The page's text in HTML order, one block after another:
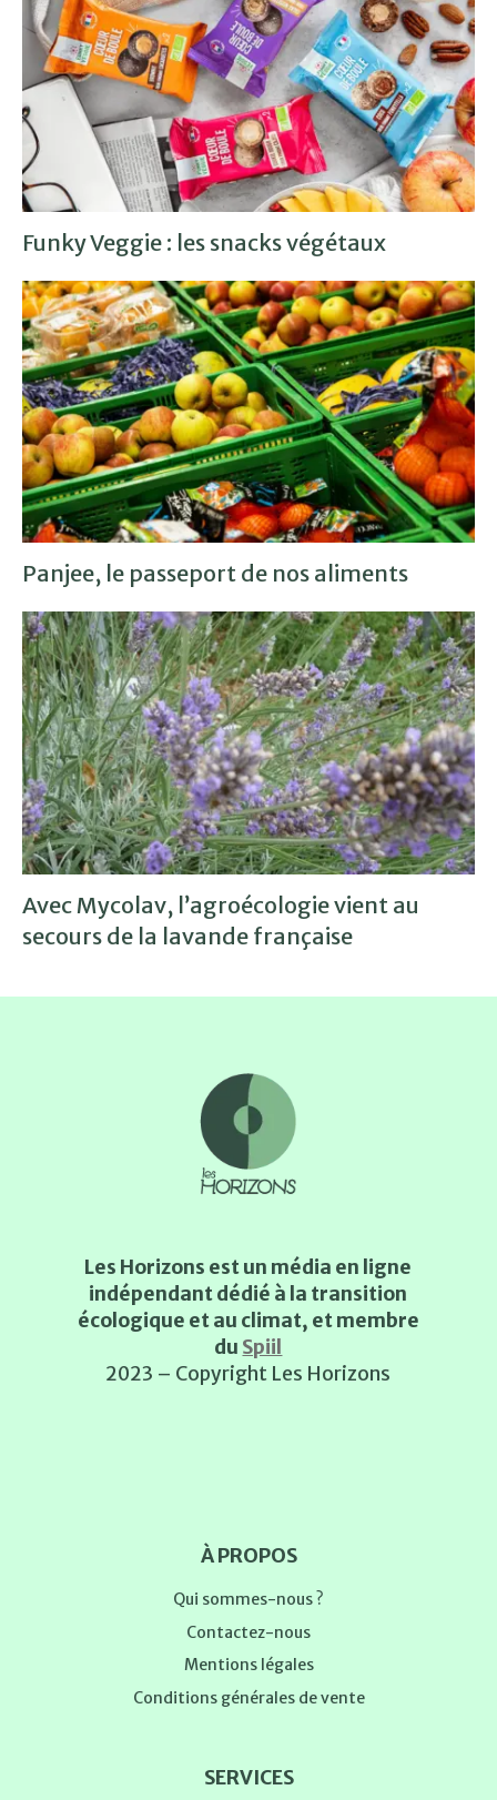
Funky Veggie : les snacks végétaux
Panjee, le passeport de nos aliments
Avec Mycolav, l’agroécologie vient au
secours de la lavande française
Les Horizons est un média en ligne
indépendant dédié à la transition
écologique et au climat, et membre
du Spiil
2023 – Copyright Les Horizons
À PROPOS
Qui sommes-nous ?
Contactez-nous
Mentions légales
Conditions générales de vente
SERVICES